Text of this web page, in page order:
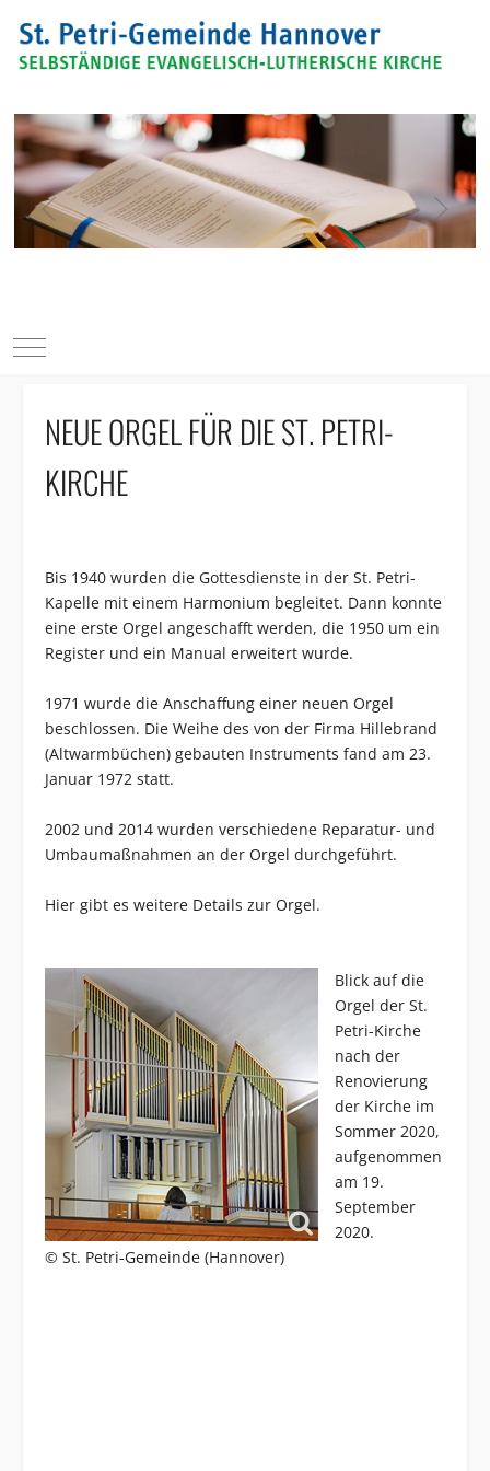
Mobile Menu Toggle
NEUE ORGEL FÜR DIE ST. PETRI-
KIRCHE
Bis 1940 wurden die Gottesdienste in der St. Petri-
Kapelle mit einem Harmonium begleitet. Dann konnte
eine erste Orgel angeschafft werden, die 1950 um ein
Register und ein Manual erweitert wurde.
1971 wurde die Anschaffung einer neuen Orgel
beschlossen. Die Weihe des von der Firma Hillebrand
(Altwarmbüchen) gebauten Instruments fand am 23.
Januar 1972 statt.
2002 und 2014 wurden verschiedene Reparatur- und
Umbaumaßnahmen an der Orgel durchgeführt.
Hiergibt es weitere Details zur Orgel.
Blick auf die
Orgel der St.
Petri-Kirche
nach der
Renovierung
der Kirche im
Sommer 2020,
aufgenommen
am 19.
September
2020.
© St. Petri-Gemeinde (Hannover)